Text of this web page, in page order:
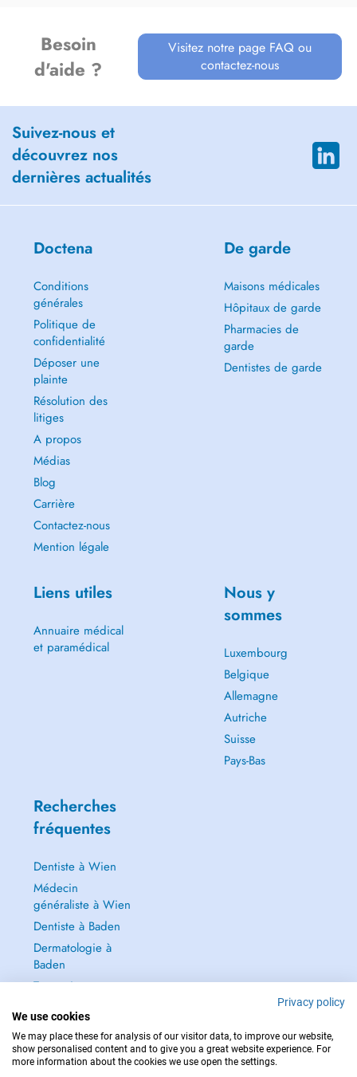
Besoin
d'aide ?
Visitez notre page FAQ ou
contactez-nous
Suivez-nous et
découvrez nos
dernières actualités
Doctena
Conditions
générales
Politique de
confidentialité
Déposer une
plainte
Résolution des
litiges
A propos
Médias
Blog
Carrière
Contactez-nous
Mention légale
De garde
Maisons médicales
Hôpitaux de garde
Pharmacies de
garde
Dentistes de garde
Liens utiles
Annuaire médical
et paramédical
Nous y
sommes
Luxembourg
Belgique
Allemagne
Autriche
Suisse
Pays-Bas
Recherches
fréquentes
Dentiste à Wien
Médecin
généraliste à Wien
Dentiste à Baden
Dermatologie à
Baden
Tout voir →
POUR LES URGENCES, CONSULTEZ : 112
Privacy policy
We use cookies
We may place these for analysis of our visitor data, to improve our website,
show personalised content and to give you a great website experience. For
more information about the cookies we use open the settings.